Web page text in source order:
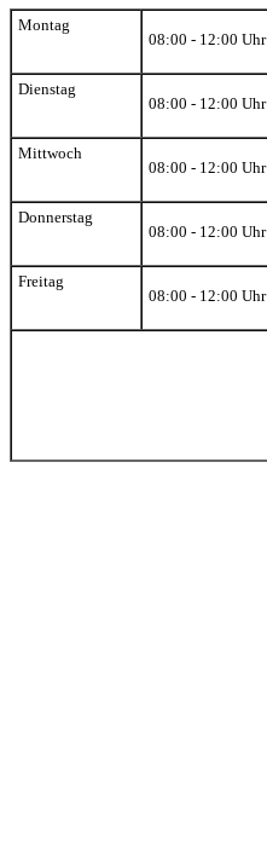
Montag
08:00 - 12:00 Uhr
Dienstag
08:00 - 12:00 Uhr
Mittwoch
08:00 - 12:00 Uhr
Donnerstag
08:00 - 12:00 Uhr
Freitag
08:00 - 12:00 Uhr